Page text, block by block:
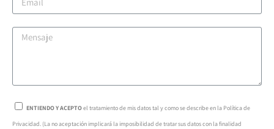
ENTIENDO Y ACEPTOel tratamiento de mis datos tal y como se describe en la Política de
Privacidad. (La no aceptación implicará la imposibilidad de tratar sus datos con la finalidad